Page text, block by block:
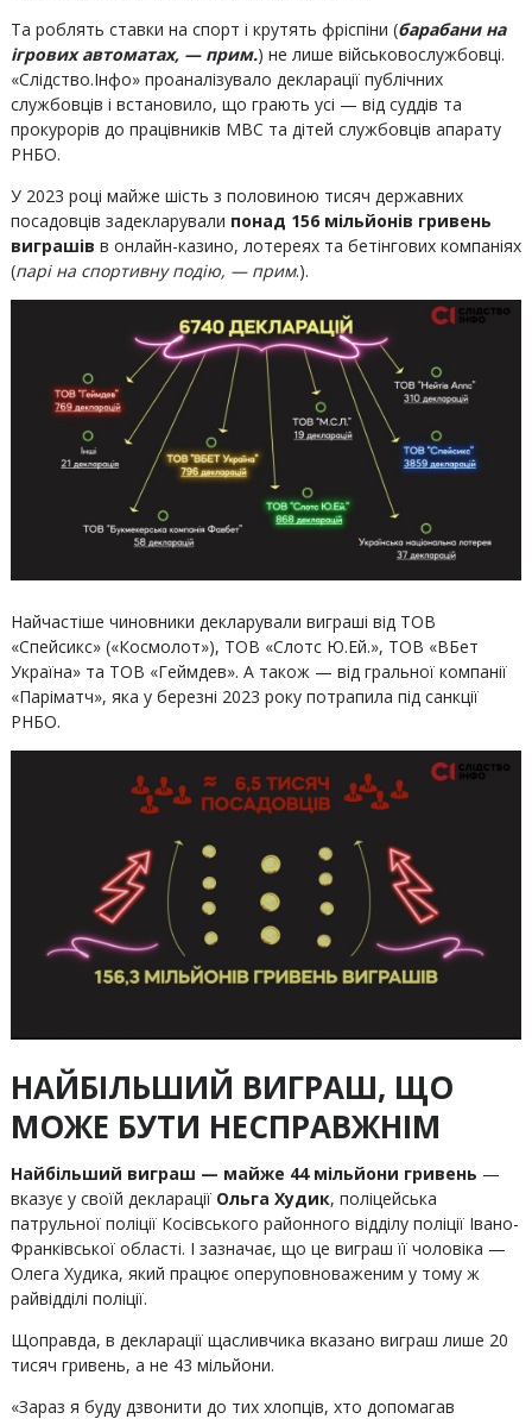
Та роблять ставки на спорт і крутять фріспіни (барабани на
ігрових автоматах, — прим.) не лише військовослужбовці.
«Слідство.Інфо» проаналізувало декларації публічних
службовців і встановило, що грають усі — від суддів та
прокурорів до працівників МВС та дітей службовців апарату
РНБО.
У 2023 році майже шість з половиною тисяч державних
посадовців задекларували понад 156 мільйонів гривень
виграшів в онлайн-казино, лотереях та бетінгових компаніях
(парі на спортивну подію, — прим.).
Найчастіше чиновники декларували виграші від ТОВ
«Спейсикс» («Космолот»), ТОВ «Слотс Ю.Ей.», ТОВ «ВБет
Україна» та ТОВ «Геймдев». А також — від гральної компанії
«Паріматч», яка у березні 2023 року потрапила під санкції
РНБО.
НАЙБІЛЬШИЙ ВИГРАШ, ЩО
МОЖЕ БУТИ НЕСПРАВЖНІМ
Найбільший виграш — майже 44 мільйони гривень —
вказує у своїй декларації Ольга Худик, поліцейська
патрульної поліції Косівського районного відділу поліції Івано-
Франківської області. І зазначає, що це виграш її чоловіка —
Олега Худика, який працює оперуповноваженим у тому ж
райвідділі поліції.
Щоправда, в декларації щасливчика вказано виграш лише 20
тисяч гривень, а не 43 мільйони.
«Зараз я буду дзвонити до тих хлопців, хто допомагав